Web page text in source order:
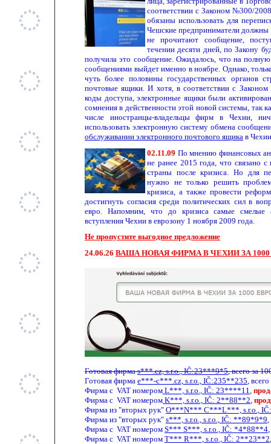
соответствии с Законом №300/
обязаны использовать для
Чешские предприниматели
не прочитают сообщение,
течении десяти дней, по Закону
получила это сообщение. Ожидалось, что на
сообщениями выйдет именно в ноябре. Однако,
чуть более половины государственных органов
почтовые ящики. И хотя, в соответствии с
коды доступа, электронные ящики были
сомнения в действенности этой новой системы, так
числе иностранцы-владельцы фирм в Чехии,
использовать электронную систему обмена
обслуживании электронного почтового ящика в
02.11.09 По мнению финансовых
не ранее 2015 года, что связано
страны после кризиса. Но для
нужно не только решить
кризиса, а также провести
достигнуть согласия среди политических сил в
евро. Напомним, что до кризиса самые смелые
вступления Чехии в еврозону 1 ноября 2009 года.
Не пропустите выгодное предложение
24.06.26 ВАША НОВАЯ ФИРМА В ЧЕХИИ ЗА
Готовая фирмаs***.cz, s.r.o., IČ:23***9*5, всего за
Готовая фирма e***-c***.cz, s.r.o., IČ:235**235 , всего
Фирма с VAT номером L***, s.r.o., IČ: 23****11
Фирма с VAT номером K***, s.r.o., IČ: 2**88**2
Фирма из "вторых рук" O***N*** C***L***, s.r.o.,
Фирма из "вторых рук" s***, s.r.o., s. r.o., IČ: **89*9*9
Фирма с VAT номером S*** S***, s.r.o., IČ: *4*88**4
Фирма с VAT номером T*** R***, s.r.o., IČ: 2**23**2